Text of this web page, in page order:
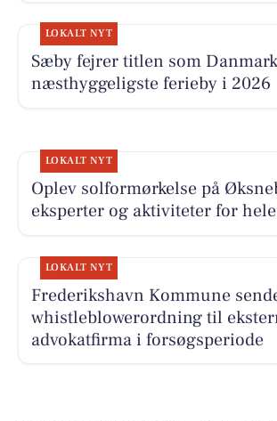
LOKALT NYT
Sæby fejrer titlen som
næsthyggeligste ferieby i 2026
LOKALT NYT
Oplev solformørkelse på
eksperter og aktiviteter for
LOKALT NYT
Frederikshavn Kommune
whistleblowerordning til
advokatfirma i forsøgsperiode